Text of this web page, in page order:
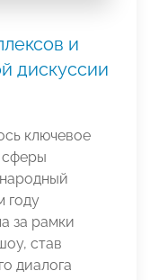
и
дискуссии
ключевое
году
за рамки
став
диалога